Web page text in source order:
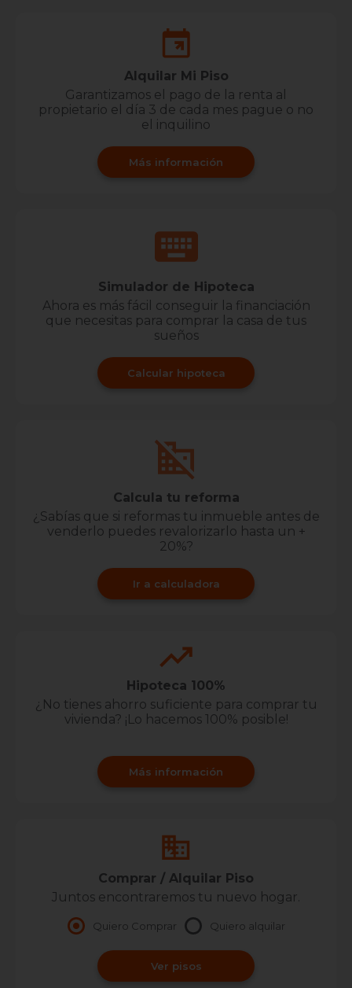
Alquilar Mi Piso
Garantizamos el pago de la renta al
propietario el día 3 de cada mes pague o no
el inquilino
Más información
Simulador de Hipoteca
Ahora es más fácil conseguir la financiación
que necesitas para comprar la casa de tus
sueños
Calcular hipoteca
Calcula tu reforma
¿Sabías que si reformas tu inmueble antes de
venderlo puedes revalorizarlo hasta un +
20%?
Ir a calculadora
Hipoteca 100%
¿No tienes ahorro suficiente para comprar tu
vivienda? ¡Lo hacemos 100% posible!
Más información
Comprar / Alquilar Piso
Juntos encontraremos tu nuevo hogar.
Quiero Comprar Quiero alquilar
Ver pisos